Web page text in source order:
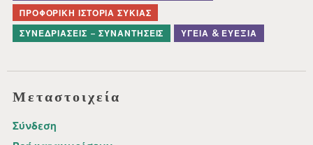
ΠΡΟΦΟΡΙΚΉ ΙΣΤΟΡΊΑ ΣΥΚΙΆΣ
ΣΥΝΕΔΡΙΆΣΕΙΣ – ΣΥΝΑΝΤΉΣΕΙΣ
ΥΓΕΊΑ & ΕΥΕΞΊΑ
Μεταστοιχεία
Σύνδεση